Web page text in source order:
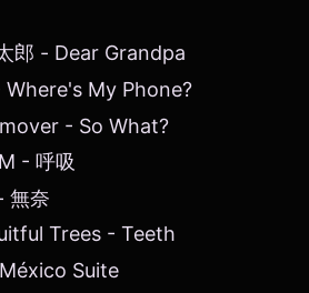
郎 - Dear Grandpa
My Phone?
- So What?
- 呼吸
無奈
Trees - Teeth
Suite